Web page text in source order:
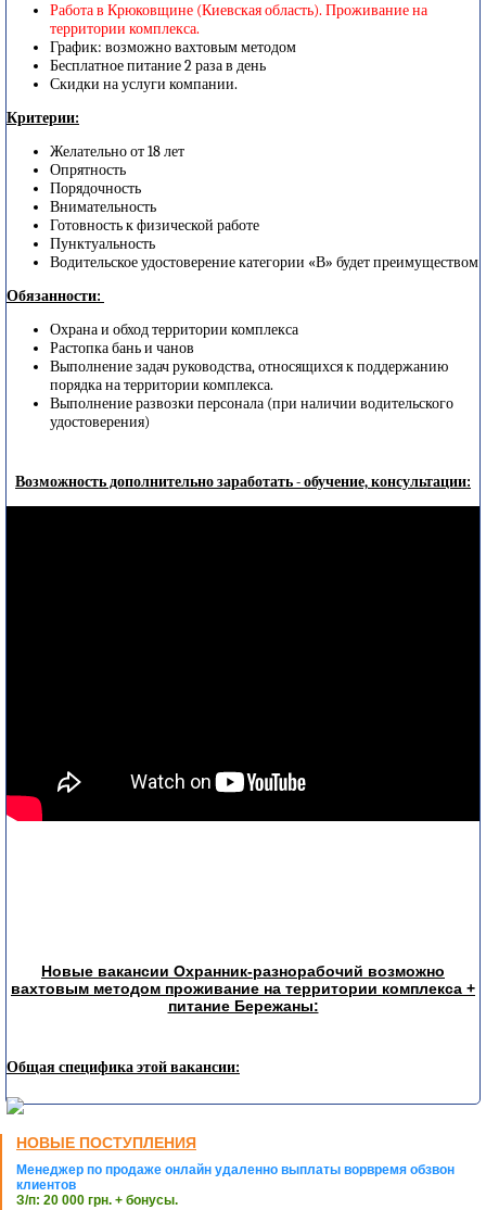
Работа в Крюковщине (Киевская область). Проживание на
территории комплекса.
График: возможно вахтовым методом
Бесплатное питание 2 раза в день
Скидки на услуги компании.
Критерии:
Желательно от 18 лет
Опрятность
Порядочность
Внимательность
Готовность к физической работе
Пунктуальность
Водительское удостоверение категории «В» будет преимуществом
Обязанности:
Охрана и обход территории комплекса
Растопка бань и чанов
Выполнение задач руководства, относящихся к поддержанию
порядка на территории комплекса.
Выполнение развозки персонала (при наличии водительского
удостоверения)
Возможность дополнительно заработать - обучение, консультации:
Новые вакансии Охранник-разнорабочий возможно
вахтовым методом проживание на территории комплекса +
питание Бережаны:
Общая специфика этой вакансии:
НОВЫЕ ПОСТУПЛЕНИЯ
Менеджер по продаже онлайн удаленно выплаты ворвремя обзвон
клиентов
З/п: 20 000 грн. + бонусы.